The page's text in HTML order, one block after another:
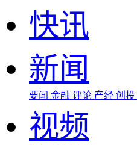
快讯
新闻
要闻 金融 评论 产经 创投
视频